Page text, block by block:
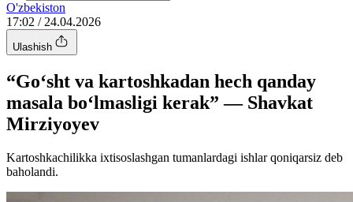
O'zbekiston
17:02 / 24.04.2026
Ulashish
“Go‘sht va kartoshkadan hech qanday
masala bo‘lmasligi kerak” — Shavkat
Mirziyoyev
Kartoshkachilikka ixtisoslashgan tumanlardagi ishlar qoniqarsiz deb
baholandi.